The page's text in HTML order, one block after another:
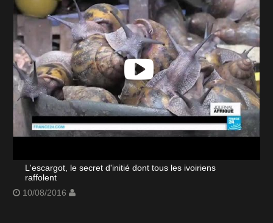
L'escargot, le secret d'initié dont tous les ivoiriens
raffolent
10/08/2016